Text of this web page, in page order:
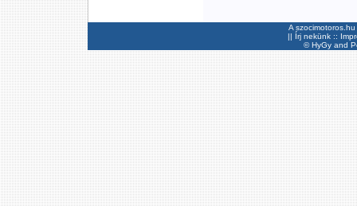
A
|| Írj nekünk ::
©HyGyand